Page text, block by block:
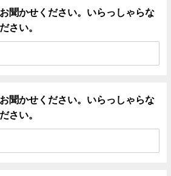
聞かせください。いらっしゃらな
さい。
聞かせください。いらっしゃらな
さい。